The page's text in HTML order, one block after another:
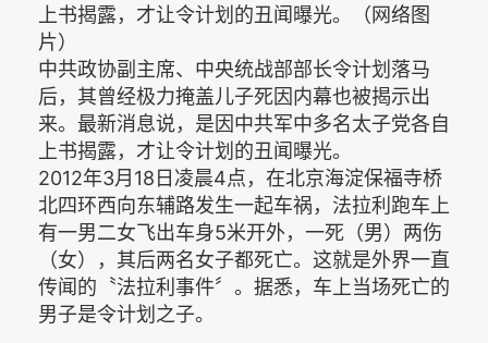
上书揭露，才让令计划的丑闻曝光。（网络图
片）
中共政协副主席、中央统战部部长令计划落马
后，其曾经极力掩盖儿子死因内幕也被揭示出
来。最新消息说，是因中共军中多名太子党各自
上书揭露，才让令计划的丑闻曝光。
2012年3月18日凌晨4点，在北京海淀保福寺桥
北四环西向东辅路发生一起车祸，法拉利跑车上
有一男二女飞出车身5米开外，一死（男）两伤
（女），其后两名女子都死亡。这就是外界一直
传闻的〝法拉利事件〞。据悉，车上当场死亡的
男子是令计划之子。